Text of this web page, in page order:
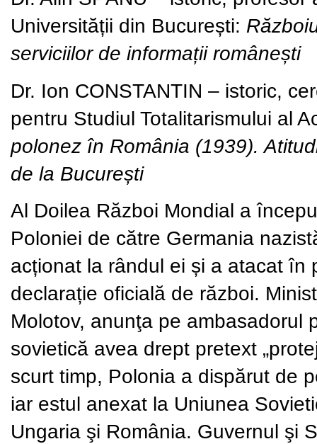
Universității din București:
serviciilor de informații românești
Dr. Ion CONSTANTIN – istoric,
pentru Studiul Totalitarismului al
polonez în România (1939).
de la București
Al Doilea Război Mondial a
Poloniei de către Germania
acționat la rândul ei și a atacat în
declarație oficială de război.
Molotov, anunţa pe ambasadorul
sovietică avea drept pretext
scurt timp, Polonia a dispărut de
iar estul anexat la Uniunea
Ungaria şi România. Guvernul şi